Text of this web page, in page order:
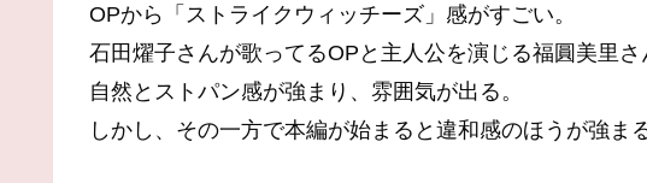
OPから「ストライクウィッチーズ」感がすごい。
石田燿子さんが歌ってるOPと主人公を演じる福圓美里さ
自然とストパン感が強まり、雰囲気が出る。
しかし、その一方で本編が始まると違和感のほうが強まる